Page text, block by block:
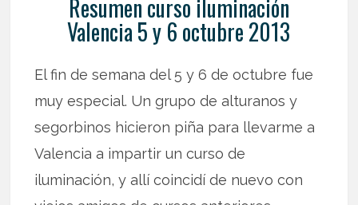
Resumen curso iluminación
Valencia 5 y 6 octubre 2013
El fin de semana del 5 y 6 de octubre fue
muy especial. Un grupo de alturanos y
segorbinos hicieron piña para llevarme a
Valencia a impartir un curso de
iluminación, y allí coincidí de nuevo con